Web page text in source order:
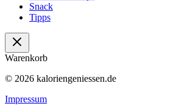
Snack
Tipps
Warenkorb
© 2026 kaloriengeniessen.de
Impressum